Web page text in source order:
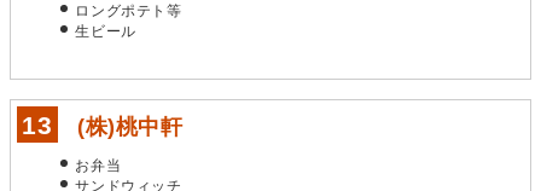
ロングポテト等
生ビール
(株)桃中軒
お弁当
サンドウィッチ